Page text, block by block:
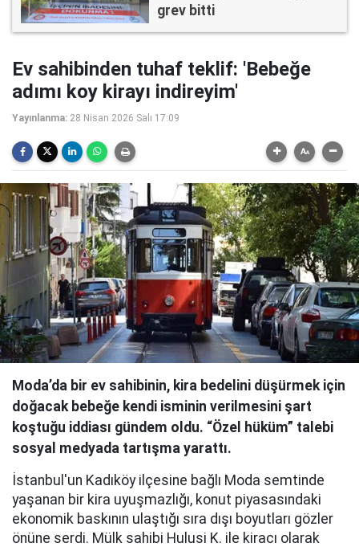
grev bitti
Ev sahibinden tuhaf teklif: 'Bebeğe
adımı koy kirayı indireyim'
Yayınlanma: 28 Nisan 2026 Salı 17:09
Moda’da bir ev sahibinin, kira bedelini düşürmek için
doğacak bebeğe kendi isminin verilmesini şart
koştuğu iddiası gündem oldu. “Özel hüküm” talebi
sosyal medyada tartışma yarattı.
İstanbul'un Kadıköy ilçesine bağlı Moda semtinde
yaşanan bir kira uyuşmazlığı, konut piyasasındaki
ekonomik baskının ulaştığı sıra dışı boyutları gözler
önüne serdi. Mülk sahibi Hulusi K. ile kiracı olarak